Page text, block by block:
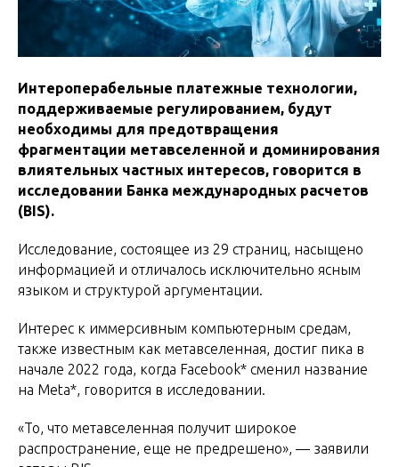
Интероперабельные платежные технологии,
поддерживаемые регулированием, будут
необходимы для предотвращения
фрагментации метавселенной и доминирования
влиятельных частных интересов, говорится в
исследовании Банка международных расчетов
(BIS).
Исследование, состоящее из 29 страниц, насыщено
информацией и отличалось исключительно ясным
языком и структурой аргументации.
Интерес к иммерсивным компьютерным средам,
также известным как метавселенная, достиг пика в
начале 2022 года, когда Facebook* сменил название
на Meta*, говорится в исследовании.
«То, что метавселенная получит широкое
распространение, еще не предрешено», — заявили